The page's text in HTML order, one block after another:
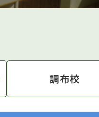
調布校